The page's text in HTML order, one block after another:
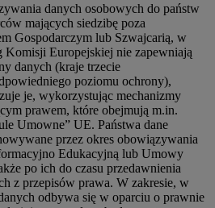
danych osobowych do państw
mających siedzibę poza
Gospodarczym lub Szwajcarią, w
Komisji Europejskiej nie zapewniają
danych (kraje trzecie
poziomu ochrony),
je, wykorzystując mechanizmy
prawem, które obejmują m.in.
Umowne” UE. Państwa dane
przez okres obowiązywania
Edukacyjną lub Umowy
po ich do czasu przedawnienia
z przepisów prawa. W zakresie, w
odbywa się w oparciu o prawnie